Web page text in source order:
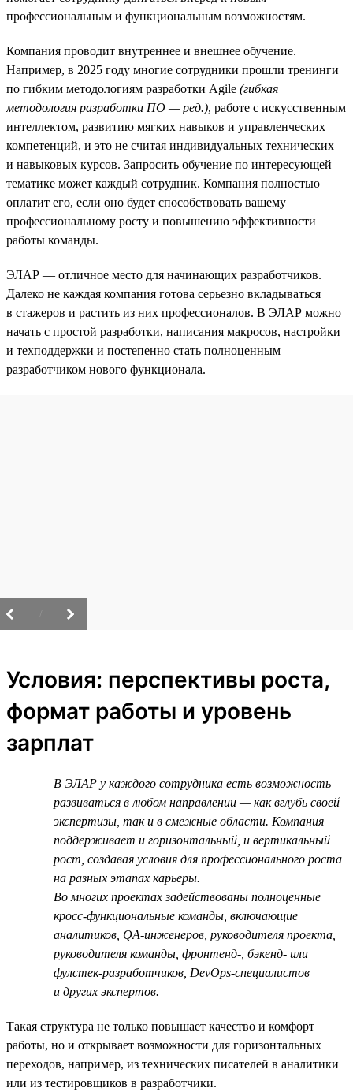
профессиональным и функциональным возможностям.
Компания проводит внутреннее и внешнее обучение.
Например, в 2025 году многие сотрудники прошли тренинги
по гибким методологиям разработки Agile (гибкая
методология разработки ПО — ред.), работе с искусственным
интеллектом, развитию мягких навыков и управленческих
компетенций, и это не считая индивидуальных технических
и навыковых курсов. Запросить обучение по интересующей
тематике может каждый сотрудник. Компания полностью
оплатит его, если оно будет способствовать вашему
профессиональному росту и повышению эффективности
работы команды.
ЭЛАР — отличное место для начинающих разработчиков.
Далеко не каждая компания готова серьезно вкладываться
в стажеров и растить из них профессионалов. В ЭЛАР можно
начать с простой разработки, написания макросов, настройки
и техподдержки и постепенно стать полноценным
разработчиком нового функционала.
Условия: перспективы роста,
формат работы и уровень
зарплат
В ЭЛАР у каждого сотрудника есть возможность
развиваться в любом направлении — как вглубь своей
экспертизы, так и в смежные области. Компания
поддерживает и горизонтальный, и вертикальный
рост, создавая условия для профессионального роста
на разных этапах карьеры.
Во многих проектах задействованы полноценные
кросс-функциональные команды, включающие
аналитиков, QA-инженеров, руководителя проекта,
руководителя команды, фронтенд-, бэкенд- или
фулстек-разработчиков, DevOps-специалистов
и других экспертов.
Такая структура не только повышает качество и комфорт
работы, но и открывает возможности для горизонтальных
переходов, например, из технических писателей в аналитики
или из тестировщиков в разработчики.